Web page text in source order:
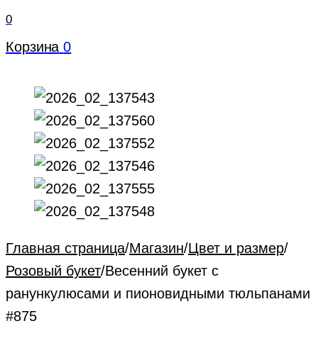
0
Корзина 0
Главная страница/Магазин/Цвет и размер/
Розовый букет/Весенний букет с
ранункулюсами и пионовидными тюльпанами
#875